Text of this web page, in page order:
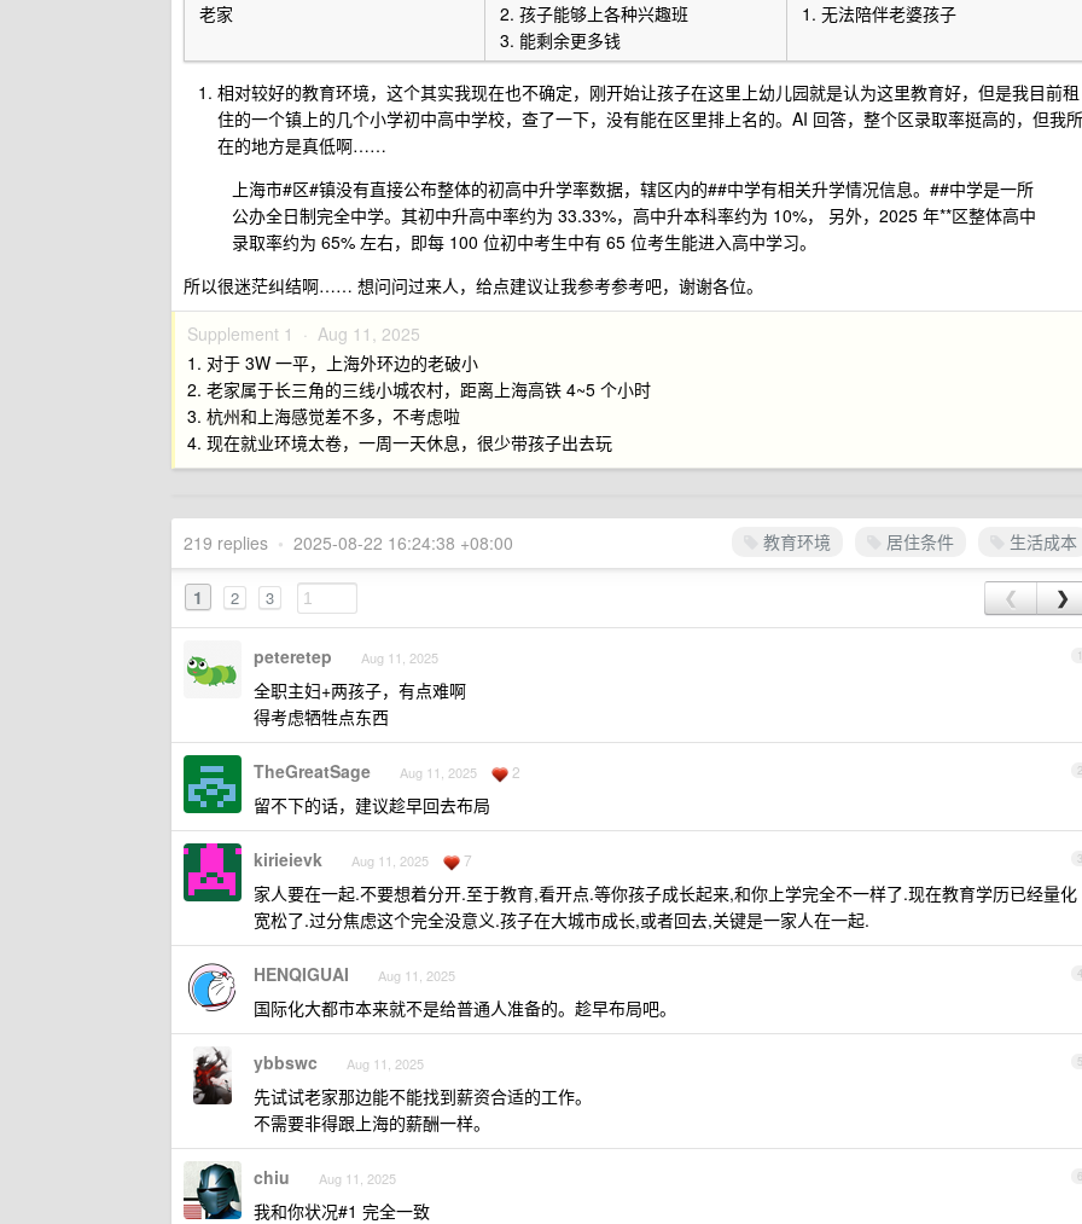
老家
2. 孩子能够上各种兴趣班
3. 能剩余更多钱
1. 无法陪伴老婆孩子
相对较好的教育环境，这个其实我现在也不确定，刚开始让孩子在这里上幼儿园就是认为这里教育好，但是我目前租
住的一个镇上的几个小学初中高中学校，查了一下，没有能在区里排上名的。AI 回答，整个区录取率挺高的，但我所
在的地方是真低啊……
上海市#区#镇没有直接公布整体的初高中升学率数据，辖区内的##中学有相关升学情况信息。##中学是一所
公办全日制完全中学。其初中升高中率约为 33.33%，高中升本科率约为 10%， 另外，2025 年**区整体高中
录取率约为 65% 左右，即每 100 位初中考生中有 65 位考生能进入高中学习。
所以很迷茫纠结啊…… 想问问过来人，给点建议让我参考参考吧，谢谢各位。
Supplement 1 · Aug 11, 2025
1. 对于 3W 一平，上海外环边的老破小
2. 老家属于长三角的三线小城农村，距离上海高铁 4~5 个小时
3. 杭州和上海感觉差不多，不考虑啦
4. 现在就业环境太卷，一周一天休息，很少带孩子出去玩
教育环境 居住条件 生活成本
219 replies • 2025-08-22 16:24:38 +08:00
1 2 3 ❮ ❯
1
peteretep Aug 11, 2025
全职主妇+两孩子，有点难啊
得考虑牺牲点东西
2
TheGreatSage Aug 11, 2025 2
留不下的话，建议趁早回去布局
3
kirieievk Aug 11, 2025 7
家人要在一起.不要想着分开.至于教育,看开点.等你孩子成长起来,和你上学完全不一样了.现在教育学历已经量化
宽松了.过分焦虑这个完全没意义.孩子在大城市成长,或者回去,关键是一家人在一起.
4
HENQIGUAI Aug 11, 2025
国际化大都市本来就不是给普通人准备的。趁早布局吧。
5
ybbswc Aug 11, 2025
先试试老家那边能不能找到薪资合适的工作。
不需要非得跟上海的薪酬一样。
6
chiu Aug 11, 2025
我和你状况#1 完全一致